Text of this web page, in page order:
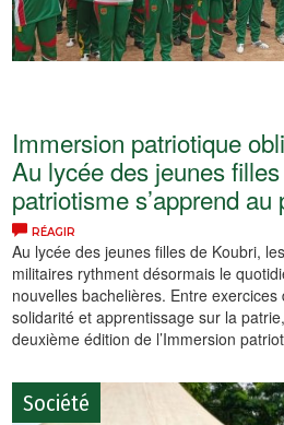
Immersion patriotique
Au lycée des jeunes
patriotisme s’apprend
RÉAGIR
Au lycée des jeunes filles de Koubri,
militaires rythment désormais le
nouvelles bachelières. Entre exercices
solidarité et apprentissage sur la
deuxième édition de l’Immersion
Société